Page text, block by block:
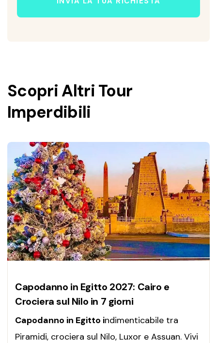
Scopri Altri Tour
Imperdibili
Capodanno in Egitto 2027: Cairo e
Crociera sul Nilo in 7 giorni
Capodanno in Egitto indimenticabile tra
Piramidi, crociera sul Nilo, Luxor e Assuan. Vivi